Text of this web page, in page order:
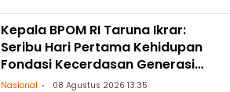
Kepala BPOM RI Taruna Ikrar:
Seribu Hari Pertama Kehidupan
Fondasi Kecerdasan Generasi
Masa Depan
Nasional 08 Agustus 2026 13:35